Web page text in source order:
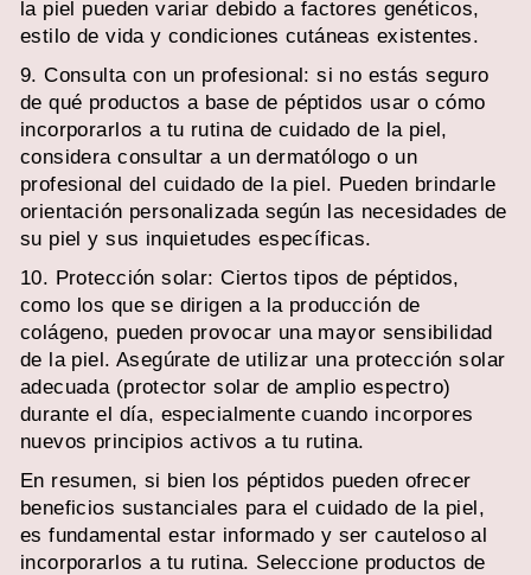
la piel pueden variar debido a factores genéticos,
estilo de vida y condiciones cutáneas existentes.
9. Consulta con un profesional: si no estás seguro
de qué productos a base de péptidos usar o cómo
incorporarlos a tu rutina de cuidado de la piel,
considera consultar a un dermatólogo o un
profesional del cuidado de la piel. Pueden brindarle
orientación personalizada según las necesidades de
su piel y sus inquietudes específicas.
10. Protección solar: Ciertos tipos de péptidos,
como los que se dirigen a la producción de
colágeno, pueden provocar una mayor sensibilidad
de la piel. Asegúrate de utilizar una protección solar
adecuada (protector solar de amplio espectro)
durante el día, especialmente cuando incorpores
nuevos principios activos a tu rutina.
En resumen, si bien los péptidos pueden ofrecer
beneficios sustanciales para el cuidado de la piel,
es fundamental estar informado y ser cauteloso al
incorporarlos a tu rutina. Seleccione productos de